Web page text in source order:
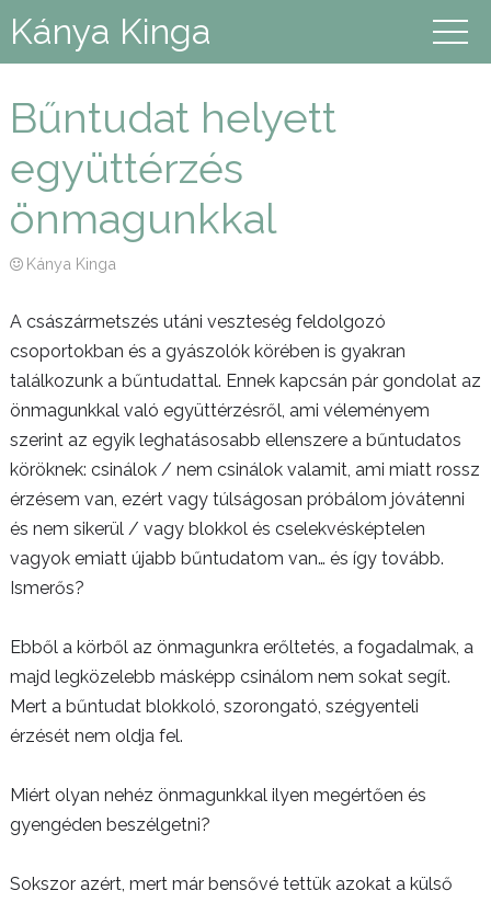
Kánya Kinga
Bűntudat helyett
együttérzés
önmagunkkal
Kánya Kinga
A császármetszés utáni veszteség feldolgozó
csoportokban és a gyászolók körében is gyakran
találkozunk a bűntudattal. Ennek kapcsán pár gondolat az
önmagunkkal való együttérzésről, ami véleményem
szerint az egyik leghatásosabb ellenszere a bűntudatos
köröknek: csinálok / nem csinálok valamit, ami miatt rossz
érzésem van, ezért vagy túlságosan próbálom jóvátenni
és nem sikerül / vagy blokkol és cselekvésképtelen
vagyok emiatt újabb bűntudatom van… és így tovább.
Ismerős?
Ebből a körből az önmagunkra erőltetés, a fogadalmak, a
majd legközelebb másképp csinálom nem sokat segít.
Mert a bűntudat blokkoló, szorongató, szégyenteli
érzését nem oldja fel.
Miért olyan nehéz önmagunkkal ilyen megértően és
gyengéden beszélgetni?
Sokszor azért, mert már bensővé tettük azokat a külső